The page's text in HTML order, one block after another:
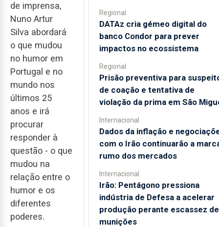
de imprensa,
Nuno Artur
Silva abordará
o que mudou
no humor em
Portugal e no
mundo nos
últimos 25
anos e irá
procurar
responder à
questão - o que
mudou na
relação entre o
humor e os
diferentes
poderes.
Regional
DATAz cria gémeo digital do
banco Condor para prever
impactos no ecossistema
Regional
Prisão preventiva para
de coação e tentativa de
violação da prima em São
Internacional
Dados da inflação e
com o Irão continuarão a
rumo dos mercados
Internacional
Irão: Pentágono pressiona
indústria de Defesa a acelerar
produção perante escassez de
munições